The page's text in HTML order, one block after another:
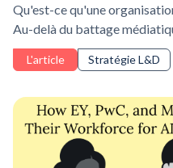
Qu'est-ce qu'une
Au-delà du battage
compétences la pierre
gestion des talents et de
L'article Stratégie L&D